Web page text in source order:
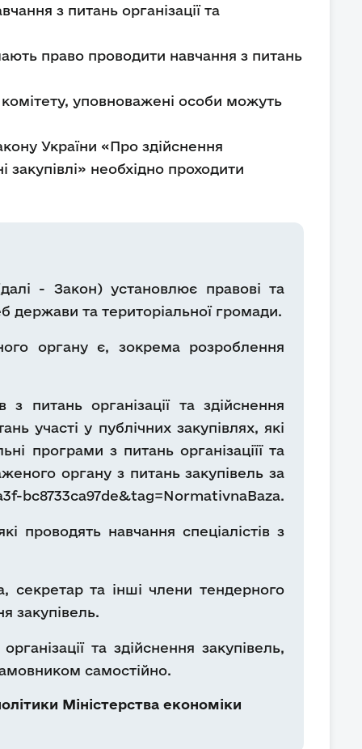
з питань організації та
право проводити навчання з питань
уповноважені особи можуть
України «Про здійснення
необхідно проходити
- Закон) установлює правові та
держави та територіальної громади.
органу є, зокрема розроблення
питань організації та здійснення
участі у публічних закупівлях, які
програми з питань організаціїї та
органу з питань закупівель за
bc8733ca97de&tag=NormativnaBaza.
навчання спеціалістів з
секретар та інші члени тендерного
закупівель.
та здійснення закупівель,
самостійно.
Міністерства економіки